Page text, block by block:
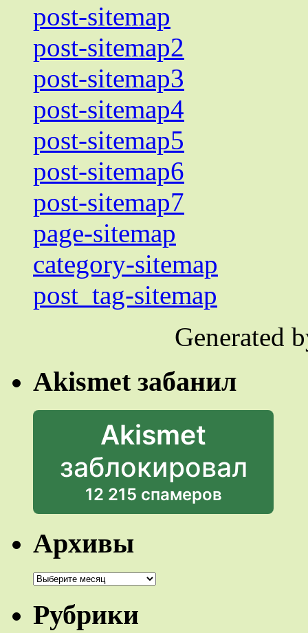
post-sitemap
post-sitemap2
post-sitemap3
post-sitemap4
post-sitemap5
post-sitemap6
post-sitemap7
page-sitemap
category-sitemap
post_tag-sitemap
Generated
Akismet забанил
Akismet
заблокировал
12 215 спамеров
Архивы
Архивы
Рубрики